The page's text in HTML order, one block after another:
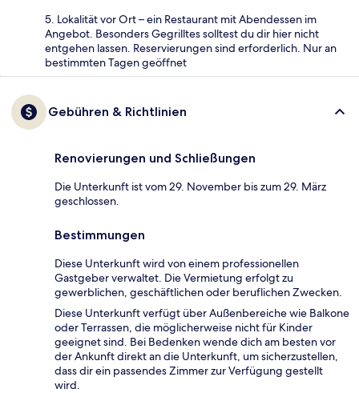
5. Lokalität vor Ort – ein Restaurant mit Abendessen im
Angebot. Besonders Gegrilltes solltest du dir hier nicht
entgehen lassen. Reservierungen sind erforderlich. Nur an
bestimmten Tagen geöffnet
Gebühren & Richtlinien
Renovierungen und Schließungen
Die Unterkunft ist vom 29. November bis zum 29. März
geschlossen.
Bestimmungen
Diese Unterkunft wird von einem professionellen
Gastgeber verwaltet. Die Vermietung erfolgt zu
gewerblichen, geschäftlichen oder beruflichen Zwecken.
Diese Unterkunft verfügt über Außenbereiche wie Balkone
oder Terrassen, die möglicherweise nicht für Kinder
geeignet sind. Bei Bedenken wende dich am besten vor
der Ankunft direkt an die Unterkunft, um sicherzustellen,
dass dir ein passendes Zimmer zur Verfügung gestellt
wird.